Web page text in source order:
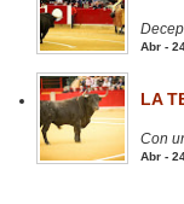
Abr -
LA
Con
Abr -